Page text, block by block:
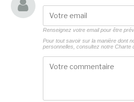
Renseignez votre email pour être
Pour tout savoir sur la manière dont
personnelles, consultez notre Charte